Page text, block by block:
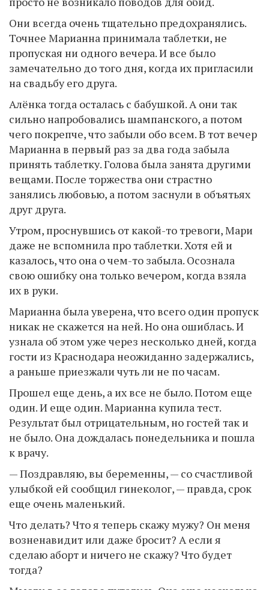
Они всегда очень тщательно предохранялись.
Точнее Марианна принимала таблетки, не
пропуская ни одного вечера. И все было
замечательно до того дня, когда их пригласили
на свадьбу его друга.
Алёнка тогда осталась с бабушкой. А они так
сильно напробовались шампанского, а потом
чего покрепче, что забыли обо всем. В тот вечер
Марианна в первый раз за два года забыла
принять таблетку. Голова была занята другими
вещами. После торжества они страстно
занялись любовью, а потом заснули в объятьях
друг друга.
Утром, проснувшись от какой-то тревоги, Мари
даже не вспомнила про таблетки. Хотя ей и
казалось, что она о чем-то забыла. Осознала
свою ошибку она только вечером, когда взяла
их в руки.
Марианна была уверена, что всего один пропуск
никак не скажется на ней. Но она ошиблась. И
узнала об этом уже через несколько дней, когда
гости из Краснодара неожиданно задержались,
а раньше приезжали чуть ли не по часам.
Прошел еще день, а их все не было. Потом еще
один. И еще один. Марианна купила тест.
Результат был отрицательным, но гостей так и
не было. Она дождалась понедельника и пошла
к врачу.
— Поздравляю, вы беременны, — со счастливой
улыбкой ей сообщил гинеколог, — правда, срок
еще очень маленький.
Что делать? Что я теперь скажу мужу? Он меня
возненавидит или даже бросит? А если я
сделаю аборт и ничего не скажу? Что будет
тогда?